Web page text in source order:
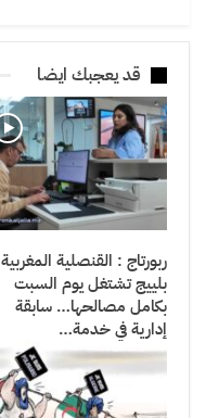
قد يعجبك ايضا
ربورتاج : القنصلية المغربية
بلييج تشتغل يوم السبت
بكامل مصالحها… سابقة
إدارية في خدمة…